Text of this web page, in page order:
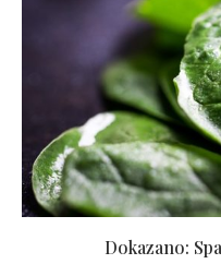
Dokazano: